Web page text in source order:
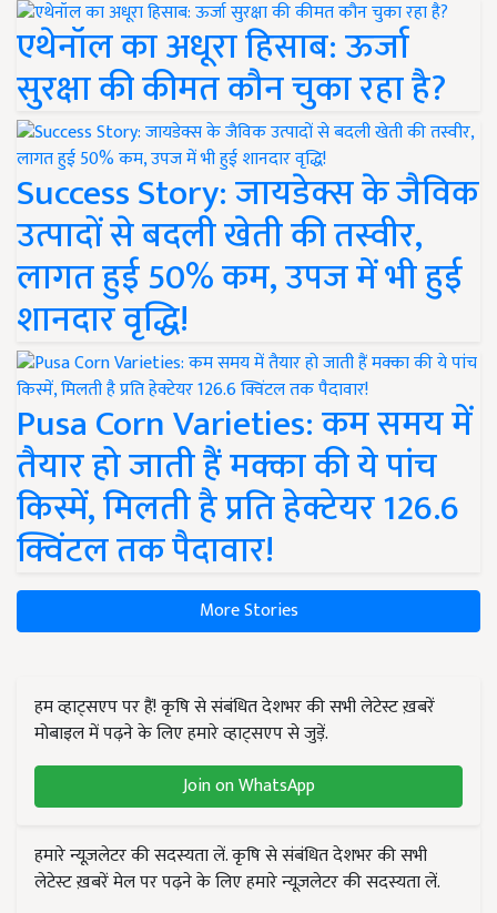
एथेनॉल का अधूरा हिसाब: ऊर्जा
सुरक्षा की कीमत कौन चुका रहा है?
Success Story: जायडेक्स के जैविक
उत्पादों से बदली खेती की तस्वीर,
लागत हुई 50% कम, उपज में भी हुई
शानदार वृद्धि!
Pusa Corn Varieties: कम समय में
तैयार हो जाती हैं मक्का की ये पांच
किस्में, मिलती है प्रति हेक्टेयर 126.6
क्विंटल तक पैदावार!
More Stories
हम व्हाट्सएप पर हैं! कृषि से संबंधित देशभर की सभी लेटेस्ट ख़बरें
मोबाइल में पढ़ने के लिए हमारे व्हाट्सएप से जुड़ें.
Join on WhatsApp
हमारे न्यूज़लेटर की सदस्यता लें. कृषि से संबंधित देशभर की सभी
लेटेस्ट ख़बरें मेल पर पढ़ने के लिए हमारे न्यूज़लेटर की सदस्यता लें.